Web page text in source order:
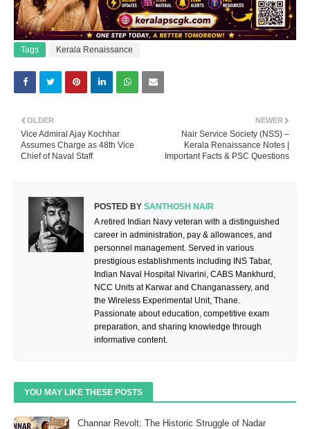
Tags Kerala Renaissance
NEWER
Nair Service Society (NSS) –
Kerala Renaissance Notes |
Important Facts & PSC Questions
OLDER
Vice Admiral Ajay Kochhar
Assumes Charge as 48th Vice
Chief of Naval Staff
POSTED BY SANTHOSH NAIR
A retired Indian Navy veteran with a distinguished
career in administration, pay & allowances, and
personnel management. Served in various
prestigious establishments including INS Tabar,
Indian Naval Hospital Nivarini, CABS Mankhurd,
NCC Units at Karwar and Changanassery, and
the Wireless Experimental Unit, Thane.
Passionate about education, competitive exam
preparation, and sharing knowledge through
informative content.
YOU MAY LIKE THESE POSTS
Channar Revolt: The Historic Struggle of Nadar